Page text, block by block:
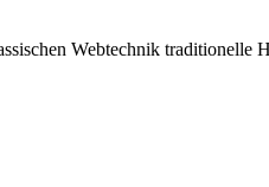
Webtechnik traditionelle